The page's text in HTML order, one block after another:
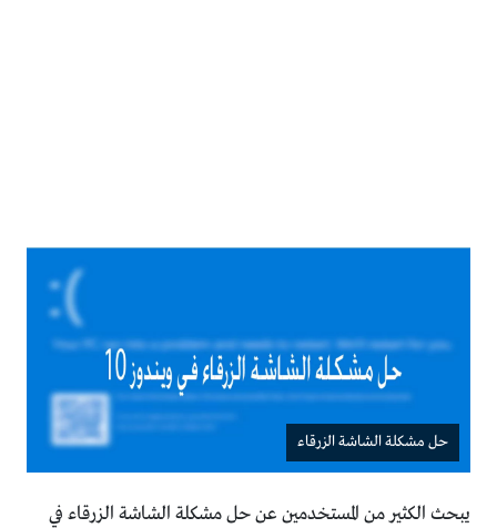
حل مشكلة الشاشة الزرقاء
يبحث الكثير من المستخدمين عن حل مشكلة الشاشة الزرقاء في